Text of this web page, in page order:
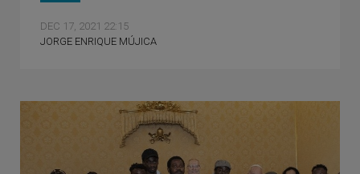
DEC 17, 2021 22:15
JORGE ENRIQUE MÚJICA